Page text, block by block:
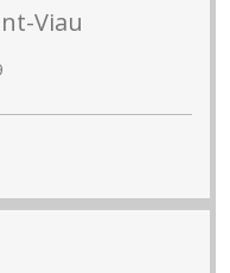
Viau